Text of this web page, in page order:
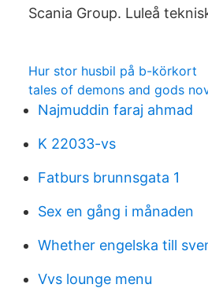
Scania Group. Luleå
Hur stor husbil på b-körkort
tales of demons and gods
Najmuddin faraj ahmad
K 22033-vs
Fatburs brunnsgata 1
Sex en gång i månaden
Whether engelska till
Vvs lounge menu